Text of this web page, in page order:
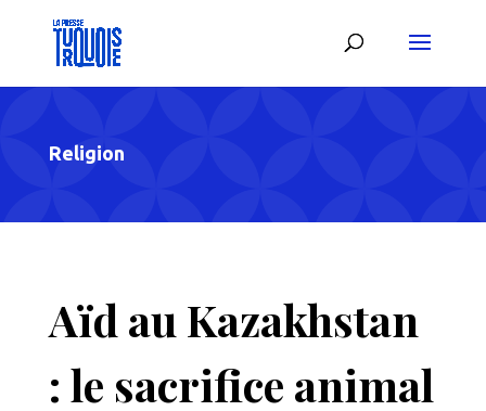
Religion
Aïd au Kazakhstan
: le sacrifice animal